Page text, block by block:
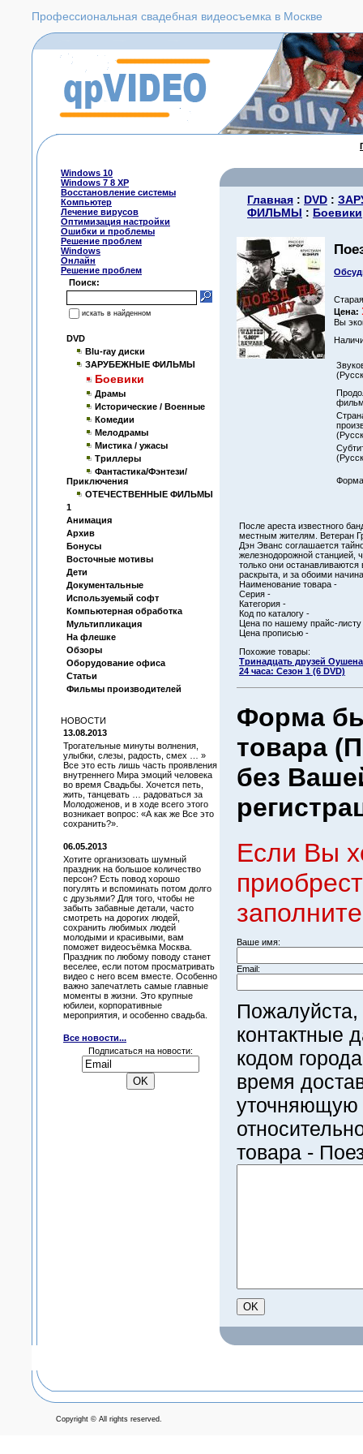
Профессиональная свадебная видеосъемка в Москве
Windows 10
Windows 7 8 XP
Восстановление системы
Компьютер
Лечение вирусов
Оптимизация настройки
Ошибки и проблемы
Решение проблем
Windows
Онлайн
Решение проблем
Поиск:
искать в найденном
DVD
Blu-ray диски
ЗАРУБЕЖНЫЕ ФИЛЬМЫ
Боевики
Драмы
Исторические / Военные
Комедии
Мелодрамы
Мистика / ужасы
Триллеры
Фантастика/Фэнтези/
Приключения
ОТЕЧЕСТВЕННЫЕ ФИЛЬМЫ
1
Анимация
Архив
Бонусы
Восточные мотивы
Дети
Документальные
Используемый софт
Компьютерная обработка
Мультипликация
На флешке
Обзоры
Оборудование офиса
Статьи
Фильмы производителей
НОВОСТИ
13.08.2013
Трогательные минуты волнения,
улыбки, слезы, радость, смех … »
Все это есть лишь часть проявления
внутреннего Мира эмоций человека
во время Свадьбы. Хочется петь,
жить, танцевать … радоваться за
Молодоженов, и в ходе всего этого
возникает вопрос: «А как же Все это
сохранить?».
06.05.2013
Хотите организовать шумный
праздник на большое количество
персон? Есть повод хорошо
погулять и вспоминать потом долго
с друзьями? Для того, чтобы не
забыть забавные детали, часто
смотреть на дорогих людей,
сохранить любимых людей
молодыми и красивыми, вам
поможет видеосъёмка Москва.
Праздник по любому поводу станет
веселее, если потом просматривать
видео с него всем вместе. Особенно
важно запечатлеть самые главные
моменты в жизни. Это крупные
юбилеи, корпоративные
мероприятия, и особенно свадьба.
Все новости...
Подписаться на новости:
Главная : DVD :
ФИЛЬМЫ : Боевики
Цена:
Вы
После ареста известного
местным жителям. Ветеран
Дэн Эванс соглашается
железнодорожной станцией,
только они
раскрыта, и за обоими
Наименование товара -
Серия -
Категория -
Код по каталогу -
Цена по нашему прайс-листу
Цена прописью -
Похожие товары:
Тринадцать друзей Оушена
24 часа: Сезон 1 (6 DVD)
Форма
товара
без
Если Вы
Ваше имя:
Email:
контактные
кодом
время
товара -
Copyright © All rights reserved.